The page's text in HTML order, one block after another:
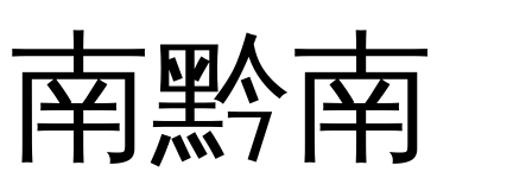
南黔南